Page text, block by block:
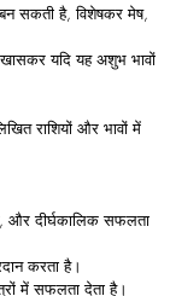
सकती है, विशेषकर मेष,
यदि यह अशुभ भावों
राशियों और भावों में
और दीर्घकालिक सफलता
करता है।
में सफलता देता है।